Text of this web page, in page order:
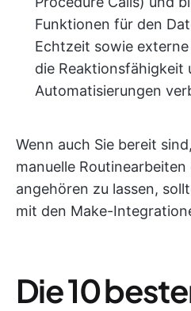
Funktionen für den
Echtzeit sowie
die Reaktionsfähigkeit
Automatisierungen
Wenn auch Sie bereit
manuelle
angehören zu lassen,
mit den Make-
Die 10